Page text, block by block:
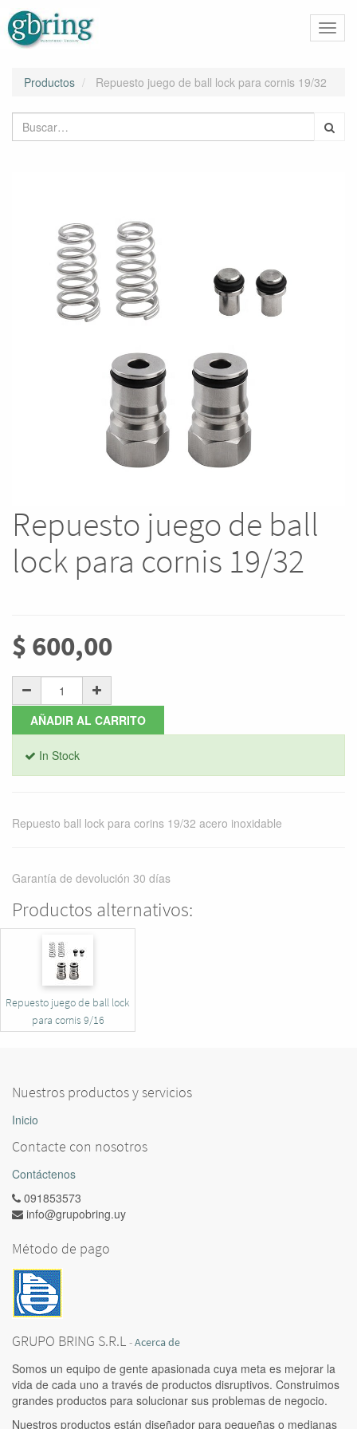
Productos Repuesto juego de ball lock para cornis 19/32
Repuesto juego de ball
lock para cornis 19/32
$ 600,00
AÑADIR AL CARRITO
In Stock
Repuesto ball lock para corins 19/32 acero inoxidable
Garantía de devolución 30 días
Productos alternativos:
Repuesto juego de ball lock
para cornis 9/16
Nuestros productos y servicios
Inicio
Contacte con nosotros
Contáctenos
091853573
info@grupobring.uy
Método de pago
GRUPO BRING S.R.L -Acerca de
Somos un equipo de gente apasionada cuya meta es mejorar la
vida de cada uno a través de productos disruptivos. Construimos
grandes productos para solucionar sus problemas de negocio.
Nuestros productos están diseñador para pequeñas o medianas